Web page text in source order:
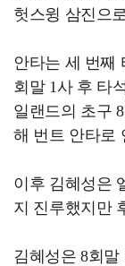
헛스윙 삼진으
안타는 세 번째
회말 1사 후 타
일랜드의 초구
해 번트 안타로
이후 김혜성은
지 진루했지만
김혜성은 8회